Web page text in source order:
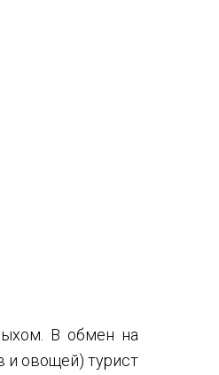
В обмен на
и овощей) турист